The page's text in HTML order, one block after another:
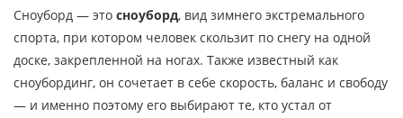
Сноуборд — это сноуборд, вид зимнего экстремального
спорта, при котором человек скользит по снегу на одной
доске, закрепленной на ногах. Также известный как
сноубординг, он сочетает в себе скорость, баланс и свободу
— и именно поэтому его выбирают те, кто устал от